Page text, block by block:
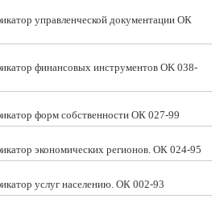
управленческой документации ОК
финансовых инструментов OK 038-
форм собственности ОК 027-99
экономических регионов. ОК 024-95
услуг населению. ОК 002-93